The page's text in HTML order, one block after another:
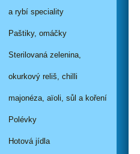
a rybí speciality
Paštiky, omáčky
Sterilovaná zelenina,
okurkový reliš, chilli
majonéza, aïoli, sůl a koření
Polévky
Hotová jídla